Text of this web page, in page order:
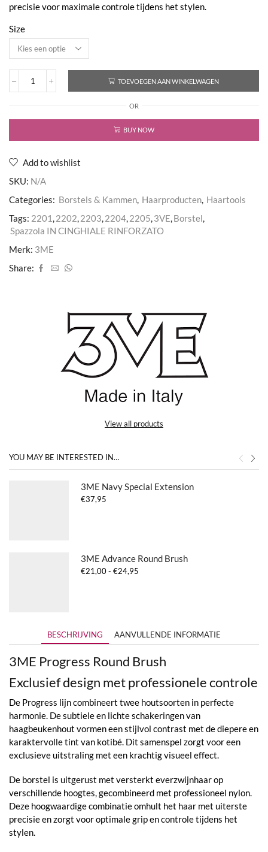
precisie voor maximale controle tijdens het stylen.
Size
3ME
Brush
TOEVOEGEN AAN WINKELWAGEN
OR
BUY NOW
Add to wishlist
SKU: N/A
Categories: Borstels & Kammen, Haarproducten, Haartools
Tags: 2201,2202,2203,2204,2205,3VE,Borstel,
Spazzola IN CINGHIALE RINFORZATO
Merk: 3ME
Share:
View all products
YOU MAY BE INTERESTED IN…
3ME Navy Special Extension
€37,95
3ME Advance Round Brush
€21,00- €24,95
BESCHRIJVING AANVULLENDE INFORMATIE
3ME Progress Round Brush
Exclusief design met professionele controle
De Progress lijn combineert twee houtsoorten in perfecte
harmonie. De subtiele en lichte schakeringen van
haagbeukenhout vormen een stijlvol contrast met de diepere en
karaktervolle tint van kotibé. Dit samenspel zorgt voor een
exclusieve uitstraling met een krachtig visueel effect.
De borstel is uitgerust met versterkt everzwijnhaar op
verschillende hoogtes, gecombineerd met professioneel nylon.
Deze hoogwaardige combinatie omhult het haar met uiterste
precisie en zorgt voor optimale grip en controle tijdens het
stylen.